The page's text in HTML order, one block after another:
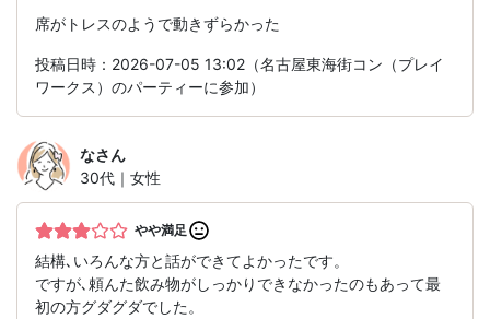
席がトレスのようで動きずらかった
投稿日時：2026-07-05 13:02（名古屋東海街コン（プレイ
ワークス）のパーティーに参加）
なさん
30代｜女性
やや満足
結構､いろんな方と話ができてよかったです。
ですが､頼んた飲み物がしっかりできなかったのもあって最
初の方グダグダでした。